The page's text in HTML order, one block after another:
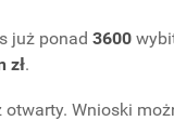
już ponad 3600
zł.
Wnioski